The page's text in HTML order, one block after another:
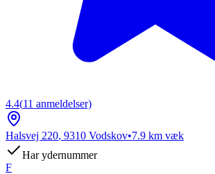
4.4(11 anmeldelser)
Halsvej 220, 9310 Vodskov•7.9 km væk
Har ydernummer
F